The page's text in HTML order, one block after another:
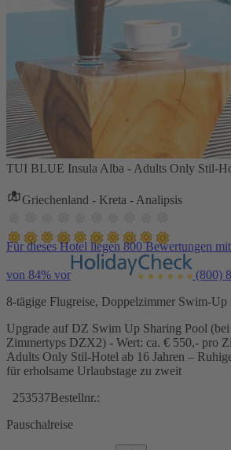
TUI BLUE Insula Alba - Adults Only Stil-
Griechenland - Kreta - Analipsis
Für dieses Hotel liegen 800 Bewertungen
von 84% vor (800)
8-tägige Flugreise, Doppelzimmer Swim-
Upgrade auf DZ Swim Up Sharing Pool
Zimmertyps DZX2) - Wert: ca. € 550,- pro
Adults Only Stil-Hotel ab 16 Jahren –
für erholsame Urlaubstage zu zweit
253537Bestellnr.:
Pauschalreise